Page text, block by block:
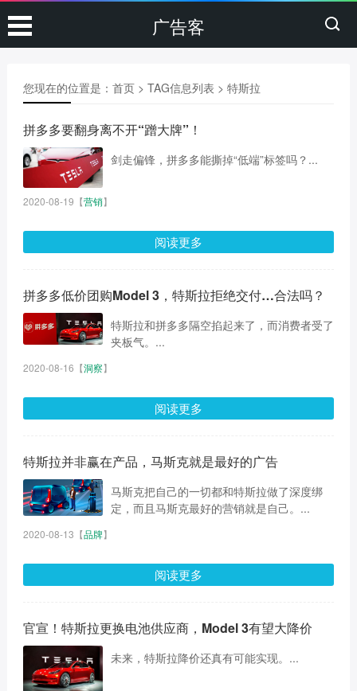
广告客
您现在的位置是： 首页> TAG信息列表 > 特斯拉
拼多多要翻身离不开“蹭大牌”！
剑走偏锋，拼多多能撕掉“低端”标签吗？...
2020-08-19 【营销】
阅读更多
拼多多低价团购Model 3，特斯拉拒绝交付…合法吗？
特斯拉和拼多多隔空掐起来了，而消费者受了
夹板气。...
2020-08-16 【洞察】
阅读更多
特斯拉并非赢在产品，马斯克就是最好的广告
马斯克把自己的一切都和特斯拉做了深度绑
定，而且马斯克最好的营销就是自己。...
2020-08-13 【品牌】
阅读更多
官宣！特斯拉更换电池供应商，Model 3有望大降价
未来，特斯拉降价还真有可能实现。...